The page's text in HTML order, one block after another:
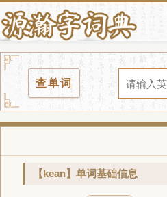
查单词
【kean】单词基础信息